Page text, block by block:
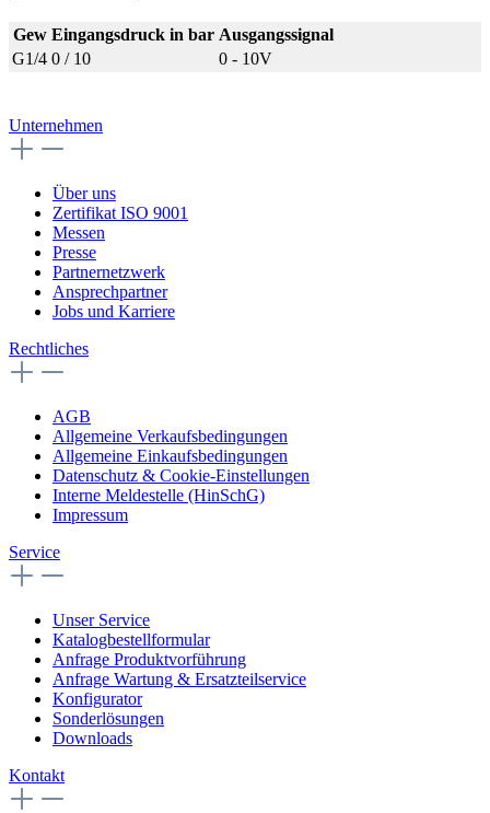
Gew Eingangsdruck in bar Ausgangssignal
G1/4 0 / 10 0 - 10V
Unternehmen
Über uns
Zertifikat ISO 9001
Messen
Presse
Partnernetzwerk
Ansprechpartner
Jobs und Karriere
Rechtliches
AGB
Allgemeine Verkaufsbedingungen
Allgemeine Einkaufsbedingungen
Datenschutz & Cookie-Einstellungen
Interne Meldestelle (HinSchG)
Impressum
Service
Unser Service
Katalogbestellformular
Anfrage Produktvorführung
Anfrage Wartung & Ersatzteilservice
Konfigurator
Sonderlösungen
Downloads
Kontakt